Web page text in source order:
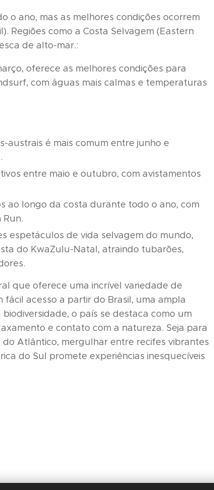
o ano, mas as melhores condições ocorrem
Regiões como a Costa Selvagem (Eastern
de alto-mar.:
oferece as melhores condições para
com águas mais calmas e temperaturas
austrais é mais comum entre junho e
entre maio e outubro, com avistamentos
ao longo da costa durante todo o ano, com
espetáculos de vida selvagem do mundo,
do KwaZulu-Natal, atraindo tubarões,
que oferece uma incrível variedade de
acesso a partir do Brasil, uma ampla
o país se destaca como um
e contato com a natureza. Seja para
Atlântico, mergulhar entre recifes vibrantes
do Sul promete experiências inesquecíveis